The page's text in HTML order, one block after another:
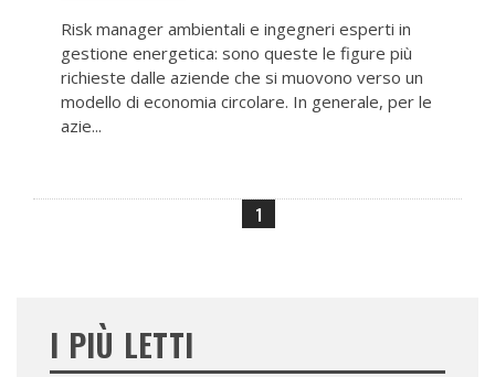
Risk manager ambientali e ingegneri esperti in
gestione energetica: sono queste le figure più
richieste dalle aziende che si muovono verso un
modello di economia circolare. In generale, per le
azie...
1
I PIÙ LETTI